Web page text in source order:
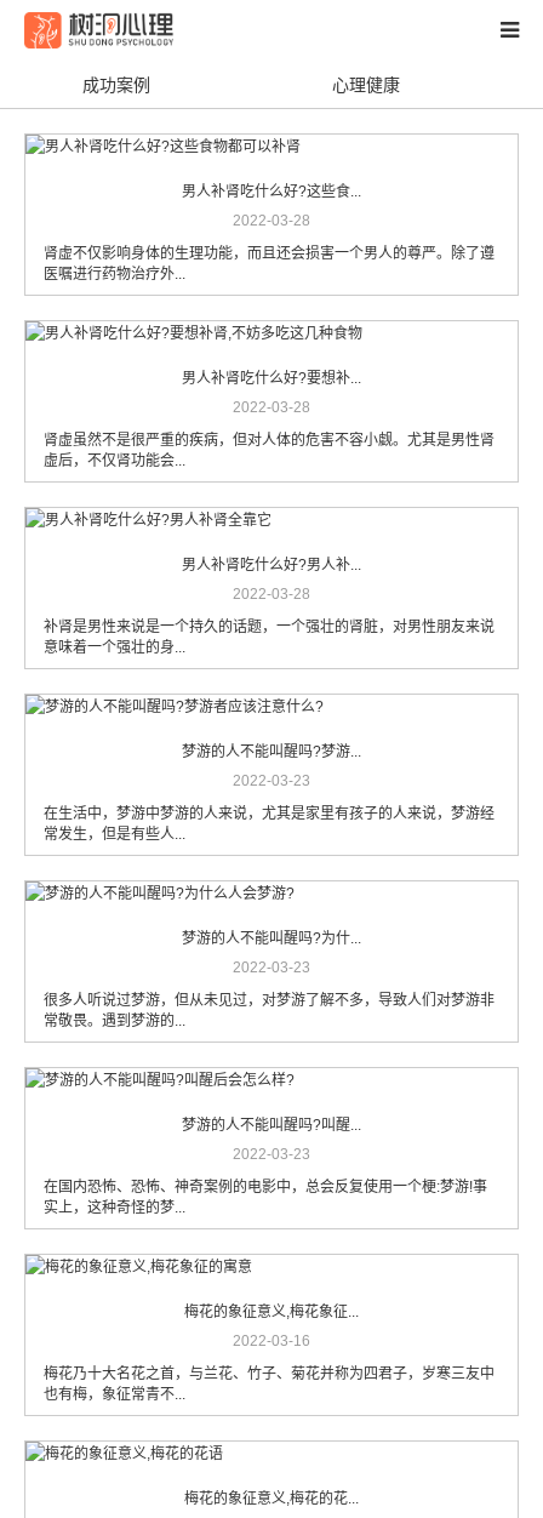
成功案例 心理健康
亲子教育 个人成长 两性心理 职场技能
导师团队 服务项目 关于我们 心理科普
客户留言 新闻资讯
成功案例 心理健康
男人补肾吃什么好?这些食...
2022-03-28
肾虚不仅影响身体的生理功能，而且还会损害一个男人的尊严。除了遵
医嘱进行药物治疗外...
男人补肾吃什么好?要想补...
2022-03-28
肾虚虽然不是很严重的疾病，但对人体的危害不容小觑。尤其是男性肾
虚后，不仅肾功能会...
男人补肾吃什么好?男人补...
2022-03-28
补肾是男性来说是一个持久的话题，一个强壮的肾脏，对男性朋友来说
意味着一个强壮的身...
梦游的人不能叫醒吗?梦游...
2022-03-23
在生活中，梦游中梦游的人来说，尤其是家里有孩子的人来说，梦游经
常发生，但是有些人...
梦游的人不能叫醒吗?为什...
2022-03-23
很多人听说过梦游，但从未见过，对梦游了解不多，导致人们对梦游非
常敬畏。遇到梦游的...
梦游的人不能叫醒吗?叫醒...
2022-03-23
在国内恐怖、恐怖、神奇案例的电影中，总会反复使用一个梗:梦游!事
实上，这种奇怪的梦...
梅花的象征意义,梅花象征...
2022-03-16
梅花乃十大名花之首，与兰花、竹子、菊花并称为四君子，岁寒三友中
也有梅，象征常青不...
梅花的象征意义,梅花的花...